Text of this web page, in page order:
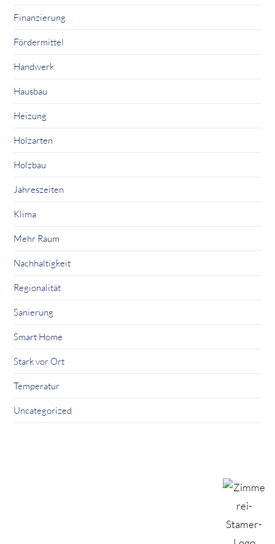
Finanzierung
Fördermittel
Handwerk
Hausbau
Heizung
Holzarten
Holzbau
Jahreszeiten
Klima
Mehr Raum
Nachhaltigkeit
Regionalität
Sanierung
Smart Home
Stark vor Ort
Temperatur
Uncategorized